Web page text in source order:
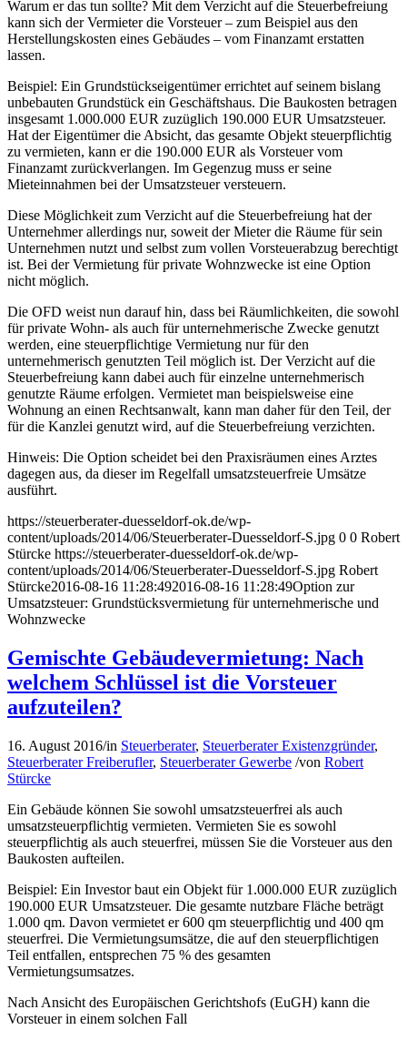
Warum er das tun sollte? Mit dem Verzicht auf die Steuerbefreiung
kann sich der Vermieter die Vorsteuer – zum Beispiel aus den
Herstellungskosten eines Gebäudes – vom Finanzamt erstatten
lassen.
Beispiel: Ein Grundstückseigentümer errichtet auf seinem bislang
unbebauten Grundstück ein Geschäftshaus. Die Baukosten betragen
insgesamt 1.000.000 EUR zuzüglich 190.000 EUR Umsatzsteuer.
Hat der Eigentümer die Absicht, das gesamte Objekt steuerpflichtig
zu vermieten, kann er die 190.000 EUR als Vorsteuer vom
Finanzamt zurückverlangen. Im Gegenzug muss er seine
Mieteinnahmen bei der Umsatzsteuer versteuern.
Diese Möglichkeit zum Verzicht auf die Steuerbefreiung hat der
Unternehmer allerdings nur, soweit der Mieter die Räume für sein
Unternehmen nutzt und selbst zum vollen Vorsteuerabzug berechtigt
ist. Bei der Vermietung für private Wohnzwecke ist eine Option
nicht möglich.
Die OFD weist nun darauf hin, dass bei Räumlichkeiten, die sowohl
für private Wohn- als auch für unternehmerische Zwecke genutzt
werden, eine steuerpflichtige Vermietung nur für den
unternehmerisch genutzten Teil möglich ist. Der Verzicht auf die
Steuerbefreiung kann dabei auch für einzelne unternehmerisch
genutzte Räume erfolgen. Vermietet man beispielsweise eine
Wohnung an einen Rechtsanwalt, kann man daher für den Teil, der
für die Kanzlei genutzt wird, auf die Steuerbefreiung verzichten.
Hinweis: Die Option scheidet bei den Praxisräumen eines Arztes
dagegen aus, da dieser im Regelfall umsatzsteuerfreie Umsätze
ausführt.
https://steuerberater-duesseldorf-ok.de/wp-
content/uploads/2014/06/Steuerberater-Duesseldorf-S.jpg 0 0 Robert
Stürcke https://steuerberater-duesseldorf-ok.de/wp-
content/uploads/2014/06/Steuerberater-Duesseldorf-S.jpg Robert
Stürcke2016-08-16 11:28:492016-08-16 11:28:49Option zur
Umsatzsteuer: Grundstücksvermietung für unternehmerische und
Wohnzwecke
Gemischte Gebäudevermietung: Nach
welchem Schlüssel ist die Vorsteuer
aufzuteilen?
16. August 2016/in Steuerberater, Steuerberater Existenzgründer,
Steuerberater Freiberufler, Steuerberater Gewerbe /von Robert
Stürcke
Ein Gebäude können Sie sowohl umsatzsteuerfrei als auch
umsatzsteuerpflichtig vermieten. Vermieten Sie es sowohl
steuerpflichtig als auch steuerfrei, müssen Sie die Vorsteuer aus den
Baukosten aufteilen.
Beispiel: Ein Investor baut ein Objekt für 1.000.000 EUR zuzüglich
190.000 EUR Umsatzsteuer. Die gesamte nutzbare Fläche beträgt
1.000 qm. Davon vermietet er 600 qm steuerpflichtig und 400 qm
steuerfrei. Die Vermietungsumsätze, die auf den steuerpflichtigen
Teil entfallen, entsprechen 75 % des gesamten
Vermietungsumsatzes.
Nach Ansicht des Europäischen Gerichtshofs (EuGH) kann die
Vorsteuer in einem solchen Fall